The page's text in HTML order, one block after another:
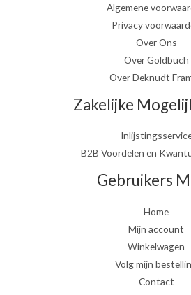
Algemene
Privacy
Over Ons
Over Goldbuch
Over Deknudt
Zakelijke
B2B Voordelen en
Gebruikers
Home
Mijn account
Winkelwagen
Volg mijn
Contact